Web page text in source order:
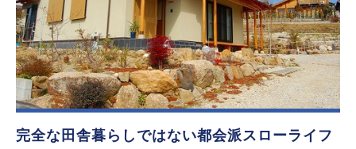
完全な田舎暮らしではない都会派スローライフ